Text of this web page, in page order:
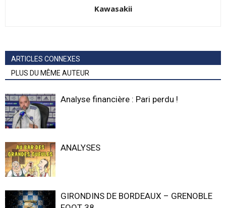
Kawasakii
ARTICLES CONNEXES
PLUS DU MÊME AUTEUR
Analyse financière : Pari perdu !
ANALYSES
GIRONDINS DE BORDEAUX – GRENOBLE